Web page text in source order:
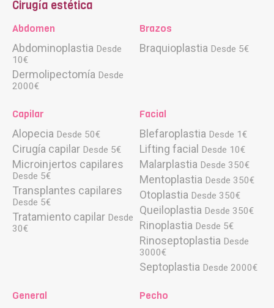
Cirugía estética
Abdomen
Abdominoplastia Desde
10€
Dermolipectomía Desde
2000€
Brazos
Braquioplastia Desde 5€
Capilar
Alopecia Desde 50€
Cirugía capilar Desde 5€
Microinjertos capilares
Desde 5€
Transplantes capilares
Desde 5€
Tratamiento capilar Desde
30€
Facial
Blefaroplastia Desde 1€
Lifting facial Desde 10€
Malarplastia Desde 350€
Mentoplastia Desde 350€
Otoplastia Desde 350€
Queiloplastia Desde 350€
Rinoplastia Desde 5€
Rinoseptoplastia Desde
3000€
Septoplastia Desde 2000€
General
Pecho